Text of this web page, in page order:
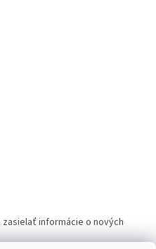
zasielať informácie o nových